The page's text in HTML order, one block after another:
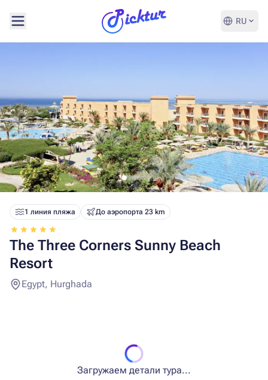
RU
1 линия пляжа До аэропорта 23 km
The Three Corners Sunny Beach
Resort
Egypt, Hurghada
Загружаем детали тура...